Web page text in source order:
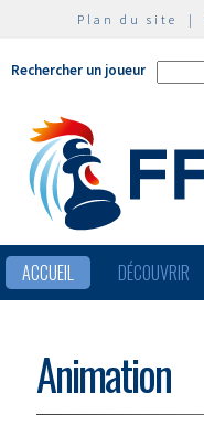
Plan du site |
Rechercher un joueur
ACCUEIL DÉCOUVRIR
Animation